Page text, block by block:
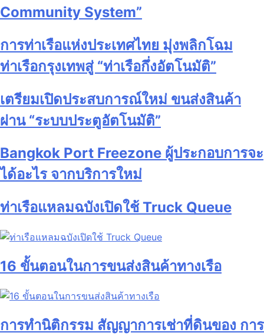
Community System”
การท่าเรือแห่งประเทศไทย มุ่งพลิกโฉม
ท่าเรือกรุงเทพสู่ “ท่าเรือกึ่งอัตโนมัติ”
เตรียมเปิดประสบการณ์ใหม่ ขนส่งสินค้า
ผ่าน “ระบบประตูอัตโนมัติ”
Bangkok Port Freezone ผู้ประกอบการจะ
ได้อะไร จากบริการใหม่
ท่าเรือแหลมฉบังเปิดใช้ Truck Queue
16 ขั้นตอนในการขนส่งสินค้าทางเรือ
การทำนิติกรรม สัญญาการเช่าที่ดินของ การ